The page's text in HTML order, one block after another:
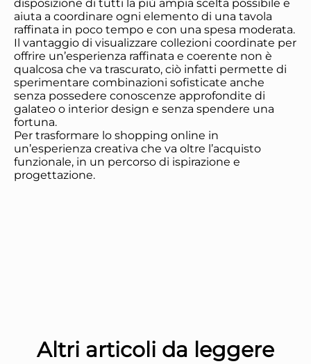
disposizione di tutti la più ampia scelta possibile e
aiuta a coordinare ogni elemento di una tavola
raffinata in poco tempo e con una spesa moderata.
Il vantaggio di visualizzare collezioni coordinate per
offrire un’esperienza raffinata e coerente non è
qualcosa che va trascurato, ciò infatti permette di
sperimentare combinazioni sofisticate anche
senza possedere conoscenze approfondite di
galateo o interior design e senza spendere una
fortuna.
Per trasformare lo shopping online in
un’esperienza creativa che va oltre l’acquisto
funzionale, in un percorso di ispirazione e
progettazione.
Altri articoli da leggere